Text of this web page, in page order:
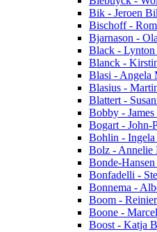
Bik - Jeroen
Bischoff -
Bjarnason -
Black -
Blanck -
Blasi - Angela
Blasius -
Blattert -
Bobby -
Bogart - John-
Bohlin -
Bolz - Annelie
Bonde-
Bonfadelli -
Bonnema -
Boom -
Boone -
Boost - Katja